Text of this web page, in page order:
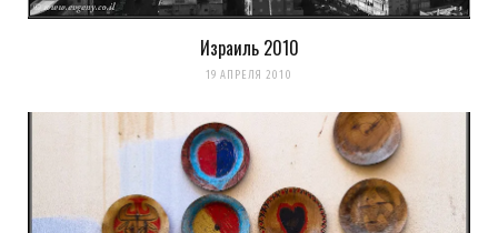
Израиль 2010
19 АПРЕЛЯ 2010